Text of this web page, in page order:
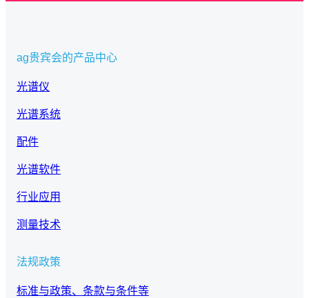
ag贵宾会的产品中心
光谱仪
光谱系统
配件
光谱软件
行业应用
测量技术
法规政策
标准与政策、条款与条件等